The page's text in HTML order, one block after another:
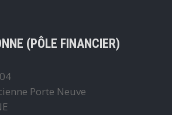
(PÔLE FINANCIER)
Porte Neuve